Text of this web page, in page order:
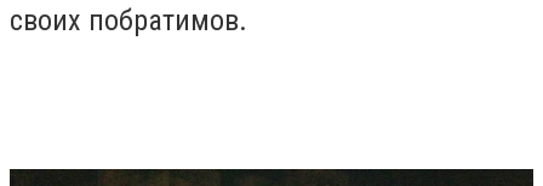
своих побратимов.